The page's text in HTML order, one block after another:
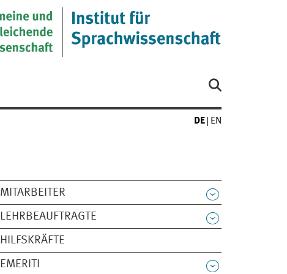
DE EN
MITARBEITER
LEHRBEAUFTRAGTE
HILFSKRÄFTE
EMERITI